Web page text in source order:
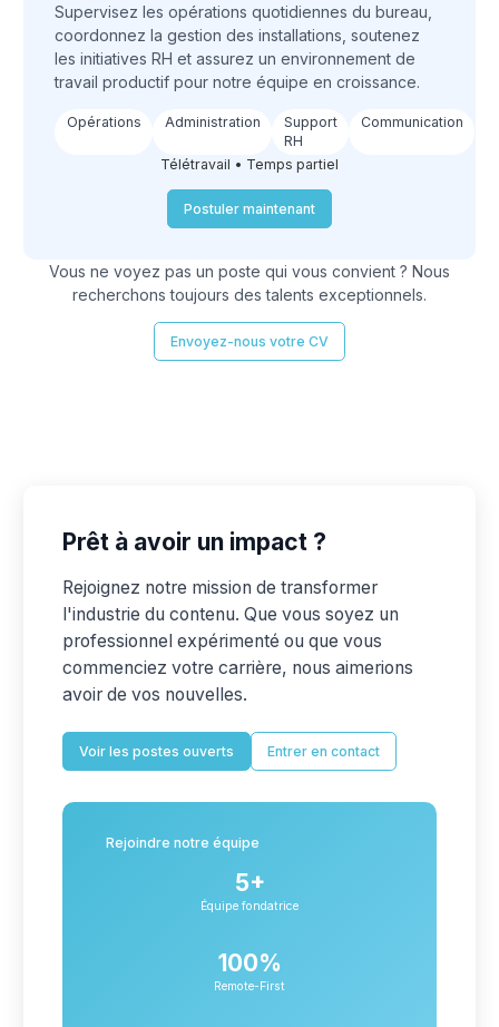
Supervisez les opérations quotidiennes du bureau,
coordonnez la gestion des installations, soutenez
les initiatives RH et assurez un environnement de
travail productif pour notre équipe en croissance.
Opérations Administration
Support
RH
Communication
Télétravail • Temps partiel
Postuler maintenant
Vous ne voyez pas un poste qui vous convient ? Nous
recherchons toujours des talents exceptionnels.
Envoyez-nous votre CV
Prêt à avoir un impact ?
Rejoignez notre mission de transformer
l'industrie du contenu. Que vous soyez un
professionnel expérimenté ou que vous
commenciez votre carrière, nous aimerions
avoir de vos nouvelles.
Voir les postes ouverts Entrer en contact
Rejoindre notre équipe
5+
Équipe fondatrice
100%
Remote-First